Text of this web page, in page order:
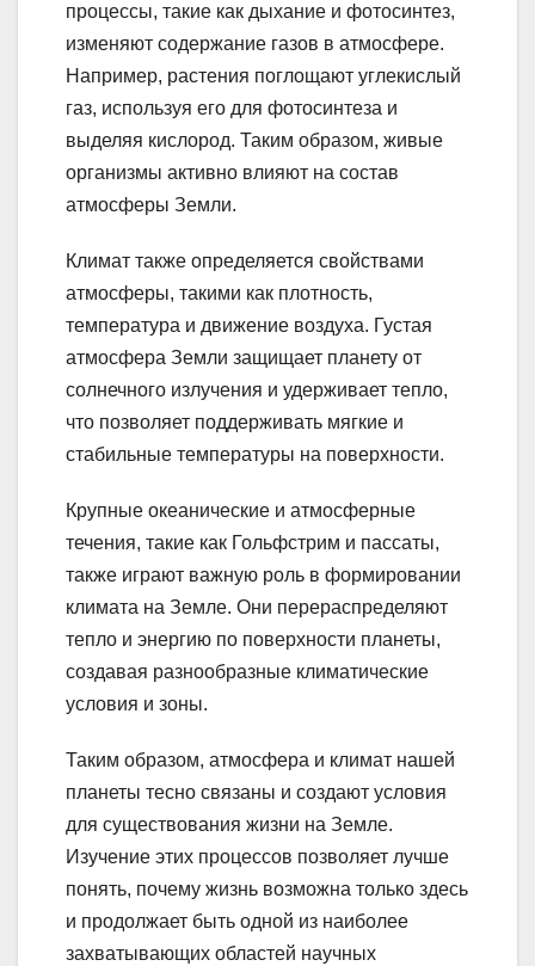
процессы, такие как дыхание и фотосинтез,
изменяют содержание газов в атмосфере.
Например, растения поглощают углекислый
газ, используя его для фотосинтеза и
выделяя кислород. Таким образом, живые
организмы активно влияют на состав
атмосферы Земли.
Климат также определяется свойствами
атмосферы, такими как плотность,
температура и движение воздуха. Густая
атмосфера Земли защищает планету от
солнечного излучения и удерживает тепло,
что позволяет поддерживать мягкие и
стабильные температуры на поверхности.
Крупные океанические и атмосферные
течения, такие как Гольфстрим и пассаты,
также играют важную роль в формировании
климата на Земле. Они перераспределяют
тепло и энергию по поверхности планеты,
создавая разнообразные климатические
условия и зоны.
Таким образом, атмосфера и климат нашей
планеты тесно связаны и создают условия
для существования жизни на Земле.
Изучение этих процессов позволяет лучше
понять, почему жизнь возможна только здесь
и продолжает быть одной из наиболее
захватывающих областей научных